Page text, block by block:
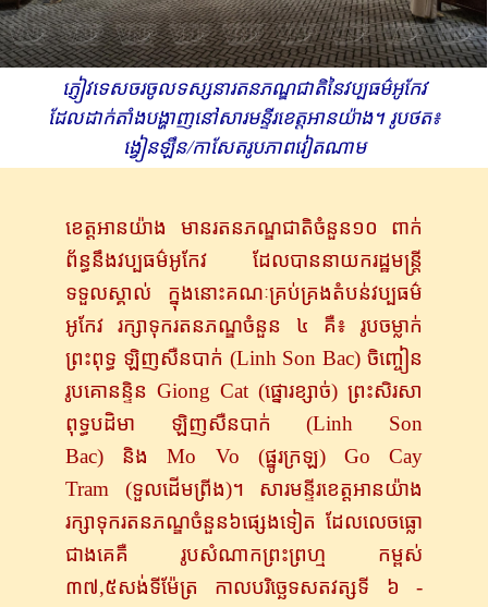
ភ្ញៀវទេសចរចូលទស្សនារតនភណ្ឌជាតិនៃវប្បធម៌អូកែវ
ដែលដាក់តាំងបង្ហាញនៅសារមន្ទីរខេត្តអានយ៉ាង។ រូបថត៖
ង្វៀន​ឡឹន​​​​​​/កាសែតរូបភាពវៀតណាម
ខេត្តអានយ៉ាង​ មាន​រតនភណ្ឌ​ជាតិចំនួន១០ ពាក់​
ព័ន្ធ​នឹងវប្បធម៌​អូកែវ ដែល​​​បាន​នាយករដ្ឋមន្ត្រី​
ទទួលស្គាល់ ក្នុង​នោះ​គណៈ​គ្រប់គ្រង​តំបន់​វប្បធម៌​
អូកែវ​ រក្សា​ទុក​រតនភណ្ឌចំនួន​ ៤ គឺ៖ រូបចម្លាក់
ព្រះពុទ្ធ ឡិញ​សឺន​បាក់​ (Linh Son Bac) ចិញ្ចៀន
រូបគោនន្ទិន Giong Cat (ផ្នោ​រខ្សាច់) ព្រះសិរសា
ពុទ្ធបដិមា ឡិញ​សឺន​បាក់ (Linh Son
Bac) និង Mo Vo (ផ្នូរក្រឡ) Go Cay
Tram (ទួល​​​ដើម​ព្រីង)​។ សារមន្ទីរខេត្តអានយ៉ាង​
រក្សាទុករតនភណ្ឌចំនួន​៦​ផ្សេងទៀត ដែល​លេចធ្លោ
ជាងគេ​គឺ រូប​សំណាក​​ព្រះព្រហ្ម​​ កម្ពស់
៣៧,៥សង់ទីម៉ែត្រ ​ កាល​បរិច្ឆេទ​សតវត្សទី ៦ -